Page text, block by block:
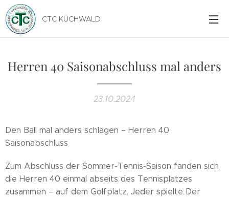
CTC KÜCHWALD
Herren 40 Saisonabschluss mal anders
23.10.2024
Den Ball mal anders schlagen – Herren 40
Saisonabschluss🎾
Zum Abschluss der Sommer-Tennis-Saison fanden sich
die Herren 40 einmal abseits des Tennisplatzes
zusammen – auf dem Golfplatz. Jeder spielte Der